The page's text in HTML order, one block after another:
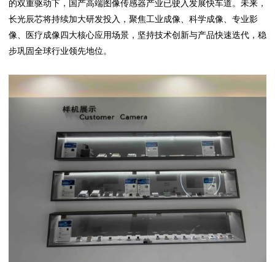
的双重驱动下，国产高端图像传感器产业已驶入发展快车道。未来，
长光辰芯将持续加大研发投入，聚焦工业成像、科学成像、专业影
像、医疗成像四大核心应用场景，坚持技术创新与产品快速迭代，稳
步巩固全球行业领先地位。